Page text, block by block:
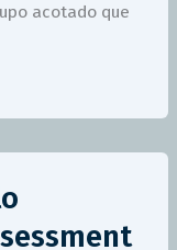
acotado que